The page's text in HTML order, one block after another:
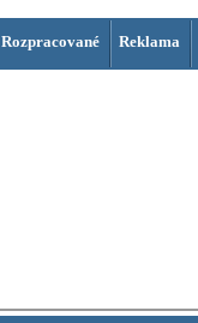
Rozpracované Reklama